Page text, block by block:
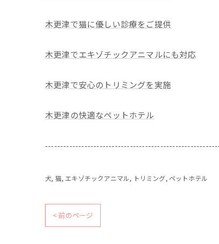
木更津で猫に優しい診療をご提供
木更津でエキゾチックアニマルにも対応
木更津で安心のトリミングを実施
木更津の快適なペットホテル
犬 猫 エキゾチックアニマル トリミング ペットホテル
< 前のページ